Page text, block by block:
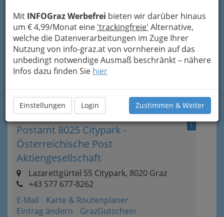
Mit INFOGraz Werbefrei bieten wir darüber hinaus
um € 4,99/Monat eine 'trackingfreie' Alternative,
welche die Datenverarbeitungen im Zuge Ihrer
Nutzung von info-graz.at von vornherein auf das
unbedingt notwendige Ausmaß beschränkt – nähere
Infos dazu finden Sie hier
Einstellungen Login Zustimmen & Weiter
Existenz eines Universaldienstes sicherzustellen,
der eine flächendeckende Versorgung
ermöglicht. Bei diesen interessanten
Information hat uns WikipediAwieder einmal
ausgeholfen, wo noch mehr nachzulesen ist.
Alle Bezirke
1
Postamt 8025 Citypark -
Österreichische Post
Aktiengesellschaft
Lazarettgürtel 55 Citypark, 8020 Graz
+43 577 677-8262
E-Mail
Karte & Routenplaner
Eintrag ändern
GrazGutschein